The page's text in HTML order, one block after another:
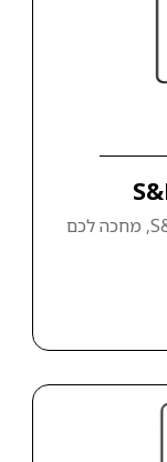
המדריך המלא לאיך להשקיע ב- S&P 500, מחכה לכם